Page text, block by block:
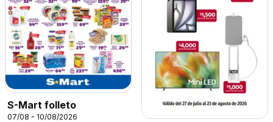
S-Mart folleto
07/08 - 10/08/2026